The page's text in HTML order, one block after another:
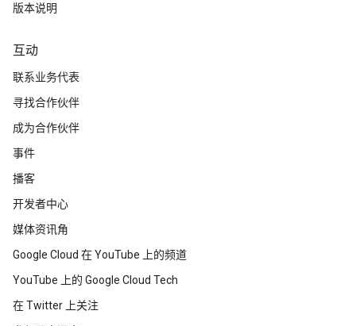
版本说明
互动
联系业务代表
寻找合作伙伴
成为合作伙伴
事件
播客
开发者中心
媒体资讯角
Google Cloud 在 YouTube 上的频道
YouTube 上的 Google Cloud Tech
在 Twitter 上关注